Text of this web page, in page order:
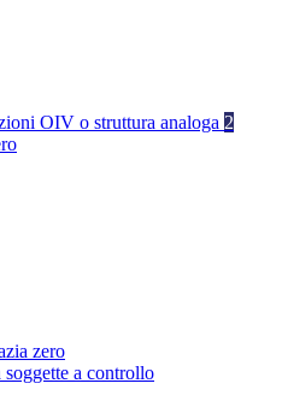
OIV o struttura analoga 2
zero
a controllo